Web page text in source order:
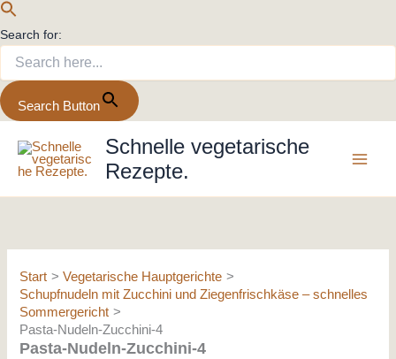
Search for:
Search Button
Inhalt
springen
Schnelle vegetarische
Rezepte.
Start
Vegetarische Hauptgerichte
Schupfnudeln mit Zucchini und Ziegenfrischkäse – schnelles
Sommergericht
Pasta-Nudeln-Zucchini-4
Pasta-Nudeln-Zucchini-4